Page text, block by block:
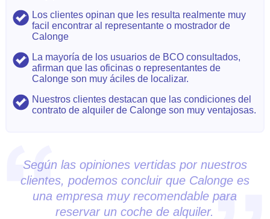
Los clientes opinan que les resulta realmente muy
facil encontrar al representante o mostrador de
Calonge
La mayoría de los usuarios de BCO consultados,
afirman que las oficinas o representantes de
Calonge son muy áciles de localizar.
Nuestros clientes destacan que las condiciones del
contrato de alquiler de Calonge son muy ventajosas.
Según las opiniones vertidas por nuestros
clientes, podemos concluir que Calonge es
una empresa muy recomendable para
reservar un coche de alquiler.